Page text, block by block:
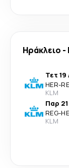
Ηράκλειο -
Τετ
HER-
KLM
Παρ
REG-
KLM